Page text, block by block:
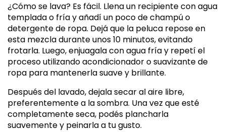
¿Cómo se lava? Es fácil. Llena un recipiente con agua
templada o fría y añadí un poco de champú o
detergente de ropa. Dejá que la peluca repose en
esta mezcla durante unos 10 minutos, evitando
frotarla. Luego, enjuagala con agua fría y repetí el
proceso utilizando acondicionador o suavizante de
ropa para mantenerla suave y brillante.
Después del lavado, dejala secar al aire libre,
preferentemente a la sombra. Una vez que esté
completamente seca, podés plancharla
suavemente y peinarla a tu gusto.